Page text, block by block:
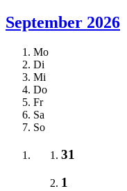
September 2026
Mo
Di
Mi
Do
Fr
Sa
So
31
1